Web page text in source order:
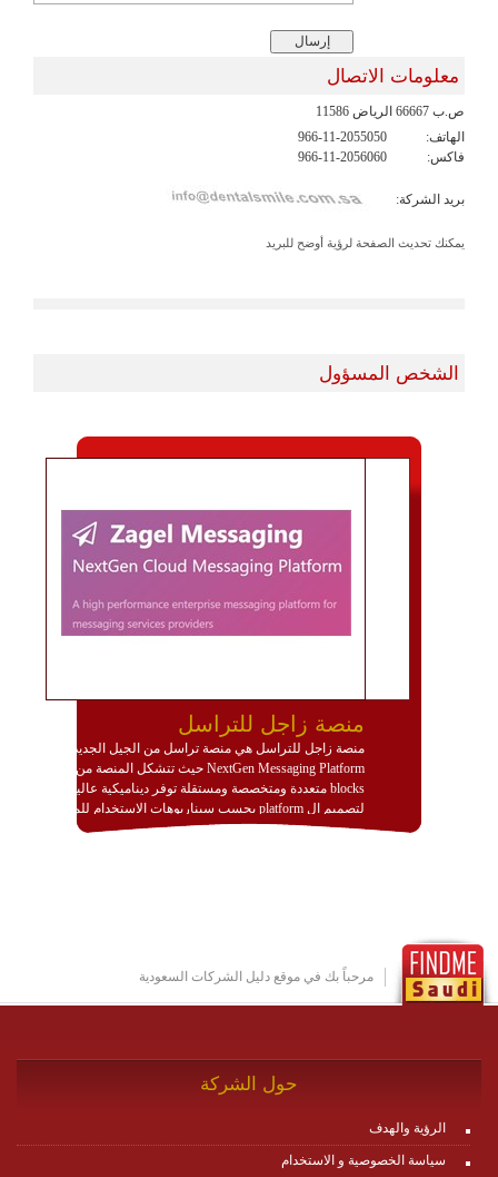
معلومات الاتصال
ص.ب 66667 الرياض 11586
الهاتف:
966-11-2055050
فاكس:
966-11-2056060
بريد الشركة:
يمكنك تحديث الصفحة لرؤية أوضح للبريد
الشخص المسؤول
منصة زاجل للتراسل
منصة زاجل للتراسل هي منصة تراسل من الجيل الجديد
NextGen Messaging Platform حيث تتشكل المنصة من
blocks متعددة ومتخصصة ومستقلة توفر ديناميكية عالية
لتصميم ال platform بحسب سيناريوهات الاستخدام للمنصة
وتتوافق مع النشر والاستثمار ضمن بيئة استضافة dedicated
http://www.plutosms.com/zagel
مرحباً بك في موقع دليل الشركات السعودية
حول الشركة
الرؤية والهدف
سياسة الخصوصية و الاستخدام